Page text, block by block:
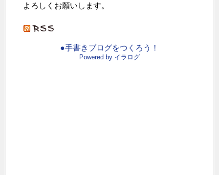
よろしくお願いします。
●手書きブログをつくろう！
Powered by イラログ